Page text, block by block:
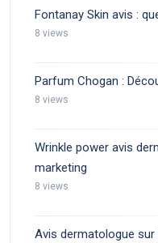
Fontanay Skin avis :
8 views
Parfum Chogan :
8 views
Wrinkle power avis
marketing
8 views
Avis dermatologue